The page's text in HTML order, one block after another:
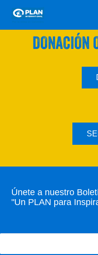
SÚMATE A
DONACIÓN
Únete a nuestro
"Un PLAN para